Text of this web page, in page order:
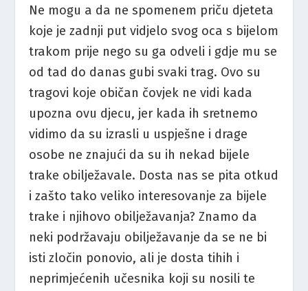
Ne mogu a da ne spomenem priču djeteta
koje je zadnji put vidjelo svog oca s bijelom
trakom prije nego su ga odveli i gdje mu se
od tad do danas gubi svaki trag. Ovo su
tragovi koje običan čovjek ne vidi kada
upozna ovu djecu, jer kada ih sretnemo
vidimo da su izrasli u uspješne i drage
osobe ne znajući da su ih nekad bijele
trake obilježavale. Dosta nas se pita otkud
i zašto tako veliko interesovanje za bijele
trake i njihovo obilježavanja? Znamo da
neki podržavaju obilježavanje da se ne bi
isti zločin ponovio, ali je dosta tihih i
neprimjećenih učesnika koji su nosili te